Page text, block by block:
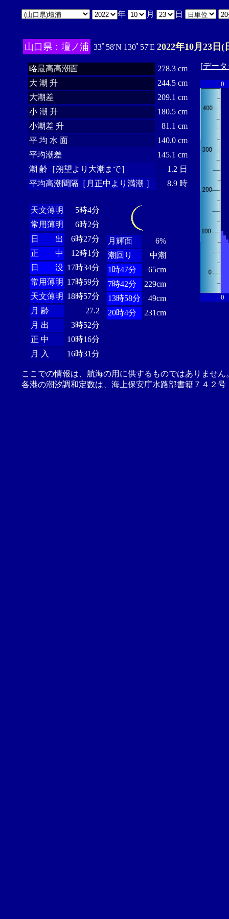
年 月 日
山口県：壇ノ浦 33ﾟ58'N 130ﾟ57'E 2022年10月23日(
略最高高潮面
278.3 cm
大 潮 升
244.5 cm
大潮差
209.1 cm
小 潮 升
180.5 cm
小潮差 升
81.1 cm
平 均 水 面
140.0 cm
平均潮差
145.1 cm
潮 齢［朔望より大潮まで］
1.2 日
平均高潮間隔［月正中より満潮 ］
8.9 時
天文薄明
5時4分
常用薄明
6時2分
日 出
6時27分
正 中
12時1分
日 没 17時34分
常用薄明 17時59分
天文薄明 18時57分
月 齢
27.2
月 出
3時52分
正 中
10時16分
月 入
16時31分
月輝面
6%
潮回り
中潮
1時47分
65cm
7時42分
229cm
13時58分
49cm
20時4分
231cm
[デー
0
0
ここでの情報は、航海の用に供するものではありませ
各港の潮汐調和定数は、海上保安庁水路部書籍７４２